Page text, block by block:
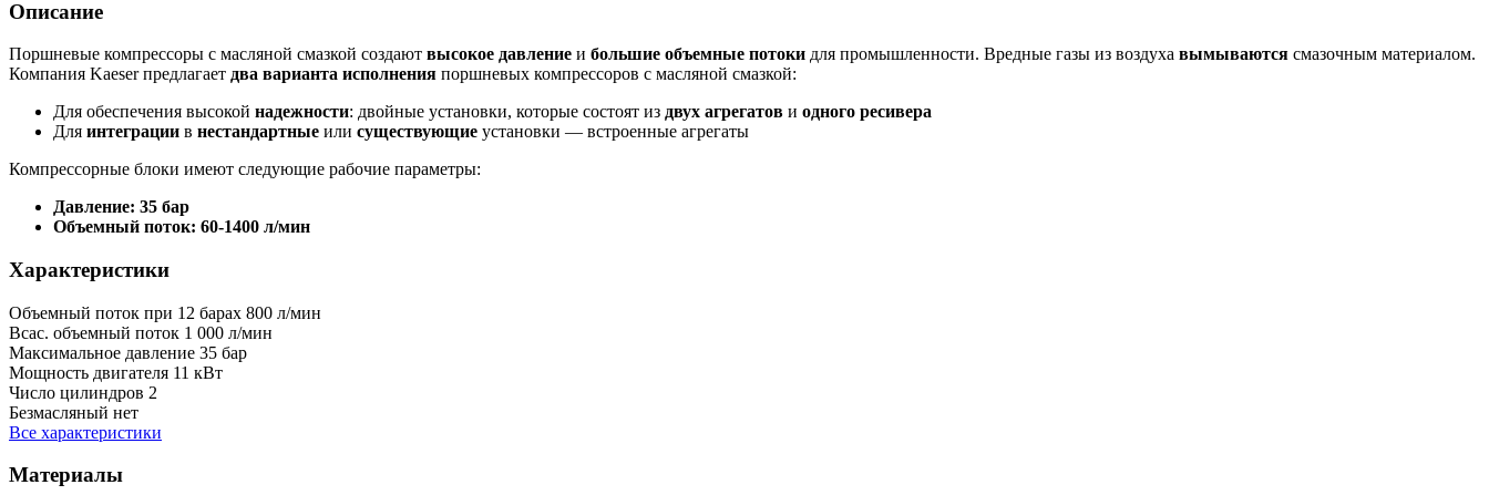
Описание
Поршневые компрессоры с масляной смазкой создают высокое давление и большие объемные потоки для промышленности. Вредные газы из воздуха вымываются смазочным материалом.
Компания Kaeser предлагает два варианта исполнения поршневых компрессоров с масляной смазкой:
Для обеспечения высокой надежности: двойные установки, которые состоят из двух агрегатов и одного ресивера
Для интеграции в нестандартные или существующие установки — встроенные агрегаты
Компрессорные блоки имеют следующие рабочие параметры:
Давление: 35 бар
Объемный поток: 60-1400 л/мин
Характеристики
Объемный поток при 12 барах 800 л/мин
Всас. объемный поток 1 000 л/мин
Максимальное давление 35 бар
Мощность двигателя 11 кВт
Число цилиндров 2
Безмасляный нет
Все характеристики
Материалы